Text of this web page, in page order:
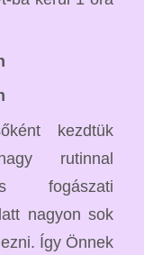
kezdtük
rutinnal
fogászati
nagyon sok
Így Önnek